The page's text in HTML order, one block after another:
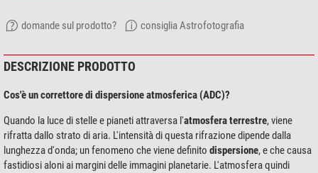
domande sul prodotto? consiglia Astrofotografia
DESCRIZIONE PRODOTTO
Cos'è un correttore di dispersione atmosferica (ADC)?
Quando la luce di stelle e pianeti attraversa l'atmosfera terrestre, viene
rifratta dallo strato di aria. L'intensità di questa rifrazione dipende dalla
lunghezza d'onda; un fenomeno che viene definito dispersione, e che causa
fastidiosi aloni ai margini delle immagini planetarie. L'atmosfera quindi